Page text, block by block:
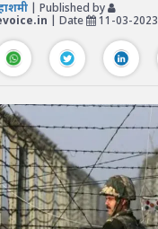
| Published by
| Date 11-03-2023